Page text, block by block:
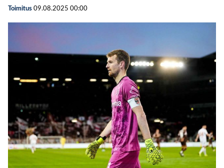
Toimitus 09.08.2025 00:00